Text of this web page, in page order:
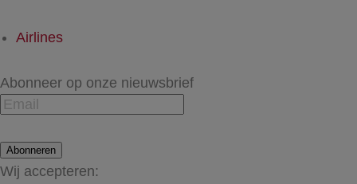
Airlines
Abonneer op onze nieuwsbrief
Abonneren
Wij accepteren: